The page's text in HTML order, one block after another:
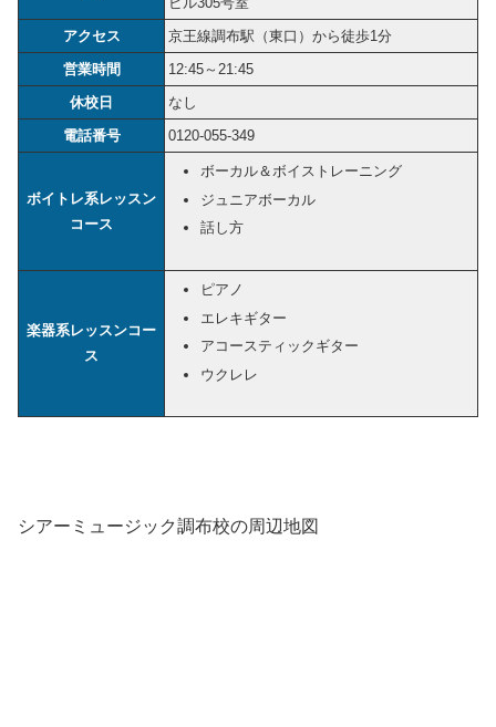
アクセス
京王線調布駅（東口）から徒歩1分
営業時間
12:45～21:45
休校日
なし
電話番号
0120-055-349
ボイトレ系レッスン
コース
ボーカル＆ボイストレーニング
ジュニアボーカル
話し方
楽器系レッスンコー
ス
ピアノ
エレキギター
アコースティックギター
ウクレレ
シアーミュージック調布校の周辺地図